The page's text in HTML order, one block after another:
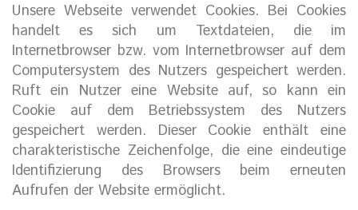
Unsere Webseite verwendet Cookies. Bei Cookies
handelt es sich um Textdateien, die im
Internetbrowser bzw. vom Internetbrowser auf dem
Computersystem des Nutzers gespeichert werden.
Ruft ein Nutzer eine Website auf, so kann ein
Cookie auf dem Betriebssystem des Nutzers
gespeichert werden. Dieser Cookie enthält eine
charakteristische Zeichenfolge, die eine eindeutige
Identifizierung des Browsers beim erneuten
Aufrufen der Website ermöglicht.